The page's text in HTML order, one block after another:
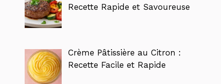
Recette Rapide et Savoureuse
Crème Pâtissière au Citron :
Recette Facile et Rapide